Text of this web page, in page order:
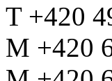
T +420
M +420